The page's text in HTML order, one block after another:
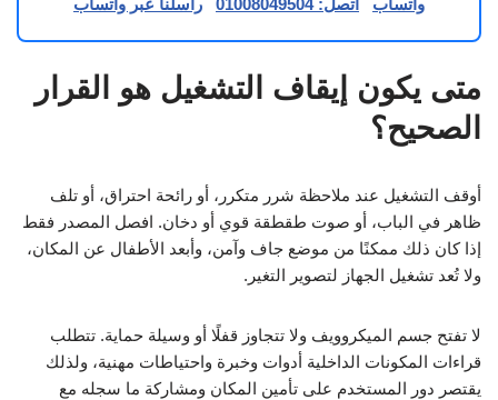
واتساب اتصل: 01008049504 راسلنا عبر واتساب
متى يكون إيقاف التشغيل هو القرار
الصحيح؟
أوقف التشغيل عند ملاحظة شرر متكرر، أو رائحة احتراق، أو تلف
ظاهر في الباب، أو صوت طقطقة قوي أو دخان. افصل المصدر فقط
إذا كان ذلك ممكنًا من موضع جاف وآمن، وأبعد الأطفال عن المكان،
ولا تُعد تشغيل الجهاز لتصوير التغير.
لا تفتح جسم الميكروويف ولا تتجاوز قفلًا أو وسيلة حماية. تتطلب
قراءات المكونات الداخلية أدوات وخبرة واحتياطات مهنية، ولذلك
يقتصر دور المستخدم على تأمين المكان ومشاركة ما سجله مع